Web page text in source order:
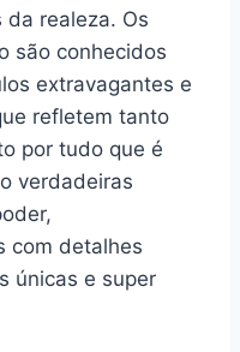
realeza. Os
são conhecidos
extravagantes e
refletem tanto
por tudo que é
verdadeiras
com detalhes
únicas e super